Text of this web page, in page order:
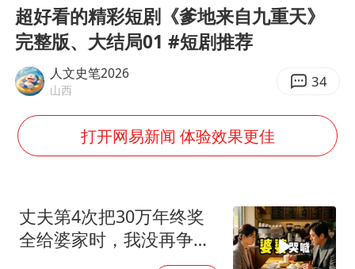
台风白海豚或吞并鲸鱼 登陆地点更新
秋天的第一杯奶茶到底有多火
我国外贸延续良好增长态势
“新疆阿勒泰八月能滑雪”不实
超好看的精彩短剧《爹地来自九重天》
完整版、大结局01 #短剧推荐
人文史笔2026
山西 34
打开网易新闻 体验效果更佳
丈夫第4次把30万年终奖
全给婆家时，我没再争